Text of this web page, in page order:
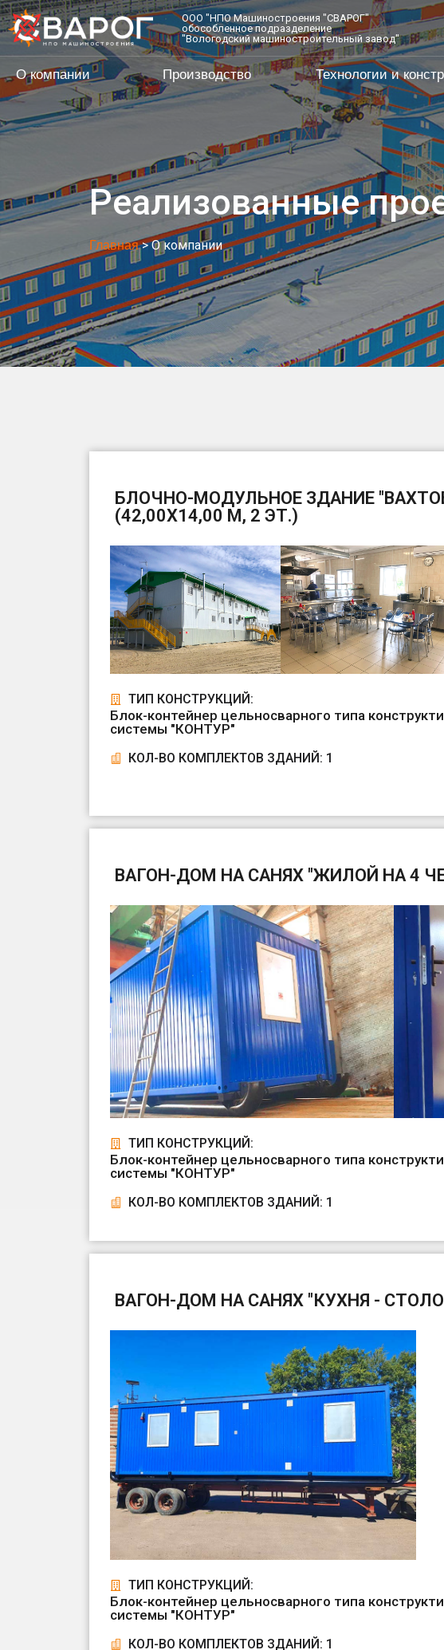
ООО "НПО Машиностроения "СВАРОГ"
обособленное подразделение
"Вологодский машиностроительный завод"
О компании Производство Технологии и
Реализованные
Главная> О компании
БЛОЧНО-МОДУЛЬНОЕ ЗДАНИЕ
(42,00Х14,00 М, 2 ЭТ.)
ТИП КОНСТРУКЦИЙ:
Блок-контейнер цельносварного типа
системы "КОНТУР"
КОЛ-ВО КОМПЛЕКТОВ ЗДАНИЙ: 1
ВАГОН-ДОМ НА САНЯХ "ЖИЛОЙ НА 4
ТИП КОНСТРУКЦИЙ:
Блок-контейнер цельносварного типа
системы "КОНТУР"
КОЛ-ВО КОМПЛЕКТОВ ЗДАНИЙ: 1
ВАГОН-ДОМ НА САНЯХ "КУХНЯ -
ТИП КОНСТРУКЦИЙ:
Блок-контейнер цельносварного типа
системы "КОНТУР"
КОЛ-ВО КОМПЛЕКТОВ ЗДАНИЙ: 1